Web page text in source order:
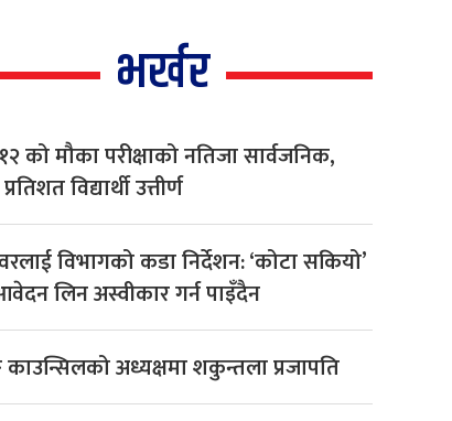
भर्खर
को मौका परीक्षाको नतिजा सार्वजनिक,
विद्यार्थी उत्तीर्ण
विभागको कडा निर्देशन: ‘कोटा सकियो’
लिन अस्वीकार गर्न पाइँदैन
काउन्सिलको अध्यक्षमा शकुन्तला प्रजापति